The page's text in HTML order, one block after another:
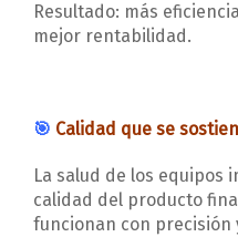
Resultado: más
mejor rentabilidad.
🎯 Calidad que se
La salud de los equipos
calidad del producto
funcionan con precisión